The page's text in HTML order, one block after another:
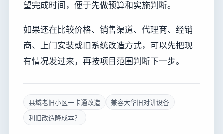
望完成时间，便于先做预算和实施判断。
如果还在比较价格、销售渠道、代理商、经销
商、上门安装或旧系统改造方式，可以先把现
有情况发过来，再按项目范围判断下一步。
县域老旧小区一卡通改造
兼容大华旧对讲设备
利旧改造降成本？